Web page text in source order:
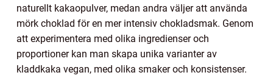
naturellt kakaopulver, medan andra väljer att använda
mörk choklad för en mer intensiv chokladsmak. Genom
att experimentera med olika ingredienser och
proportioner kan man skapa unika varianter av
kladdkaka vegan, med olika smaker och konsistenser.